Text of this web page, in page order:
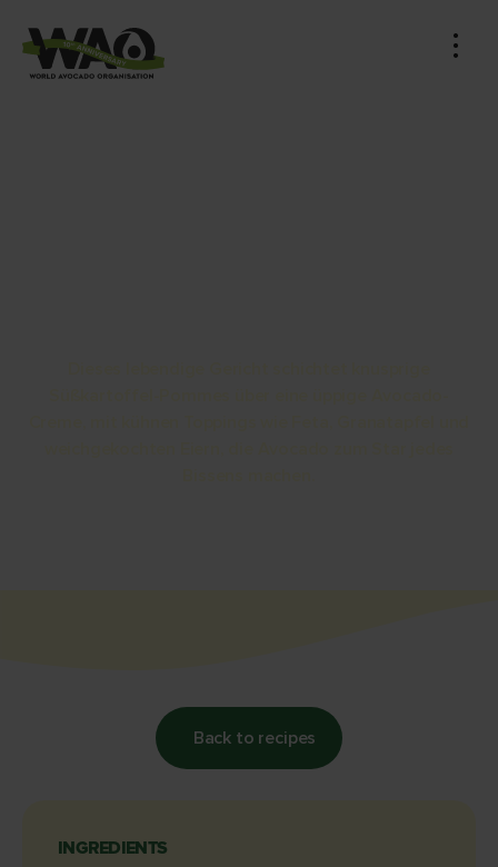
Back to recipes
INGREDIENTS